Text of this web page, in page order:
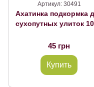
Артикул: 30491
Ахатинка подкормка
сухопутных улиток
45 грн
Купить